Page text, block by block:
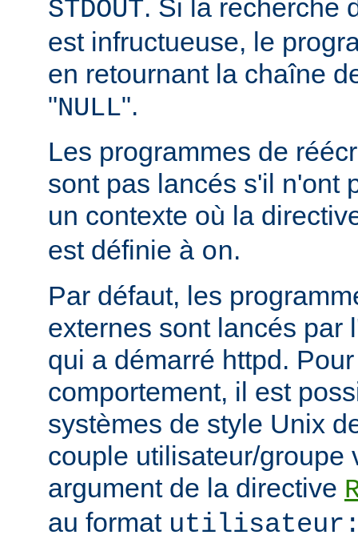
STDOUT. Si la recherche
est infructueuse, le
en retournant la chaîne
"NULL".
Les programmes de
sont pas lancés s'il n'ont
un contexte où la
est définie à on.
Par défaut, les
externes sont lancés par
qui a démarré httpd.
comportement, il est
systèmes de style Unix
couple utilisateur/groupe
argument de la directive
au format